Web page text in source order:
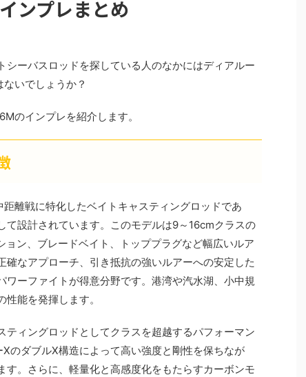
ンプレまとめ
シーバスロッドを探している人のなかにはディアルー
いでしょうか？
のインプレを紹介します。
離戦に特化したベイトキャスティングロッドであ
て設計されています。このモデルは9～16cmクラスの
ン、ブレードベイト、トッププラグなど幅広いルア
確なアプローチ、引き抵抗の強いルアーへの安定した
ワーファイトが得意分野です。港湾や汽水湖、小中規
能を発揮します。
ティングロッドとしてクラスを超越するパフォーマン
のダブルX構造によって高い強度と剛性を保ちなが
す。さらに、軽量化と高感度化をもたらすカーボンモ